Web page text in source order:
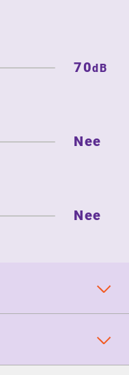
70dB
Nee
Nee